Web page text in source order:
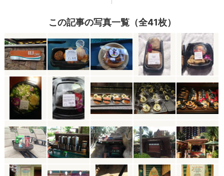
この記事の写真一覧（全41枚）